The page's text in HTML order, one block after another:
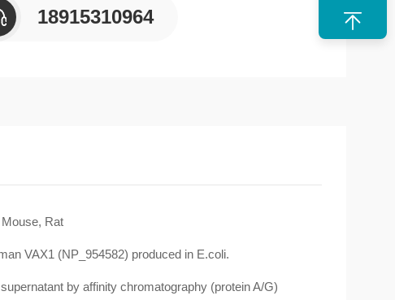
18915310964
Rat
VAX1 (NP_954582) produced in E.coli.
by affinity chromatography (protein A/G)